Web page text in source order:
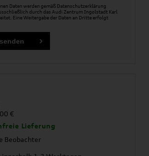
Daten werden gemäß Datenschutzerklärung
durch das Audi Zentrum Ingolstadt Karl
Eine Weitergabe der Daten an Dritte erfolgt
€
Lieferung
Beobachter